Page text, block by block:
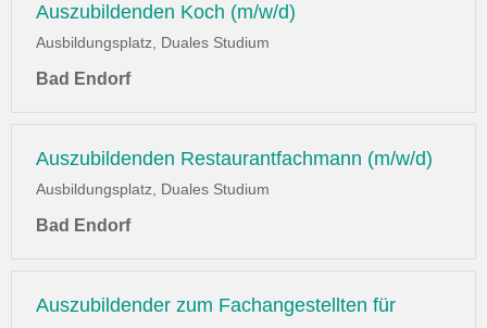
Auszubildenden Koch (m/w/d)
Ausbildungsplatz, Duales Studium
Bad Endorf
Auszubildenden Restaurantfachmann (m/w/d)
Ausbildungsplatz, Duales Studium
Bad Endorf
Auszubildender zum Fachangestellten für